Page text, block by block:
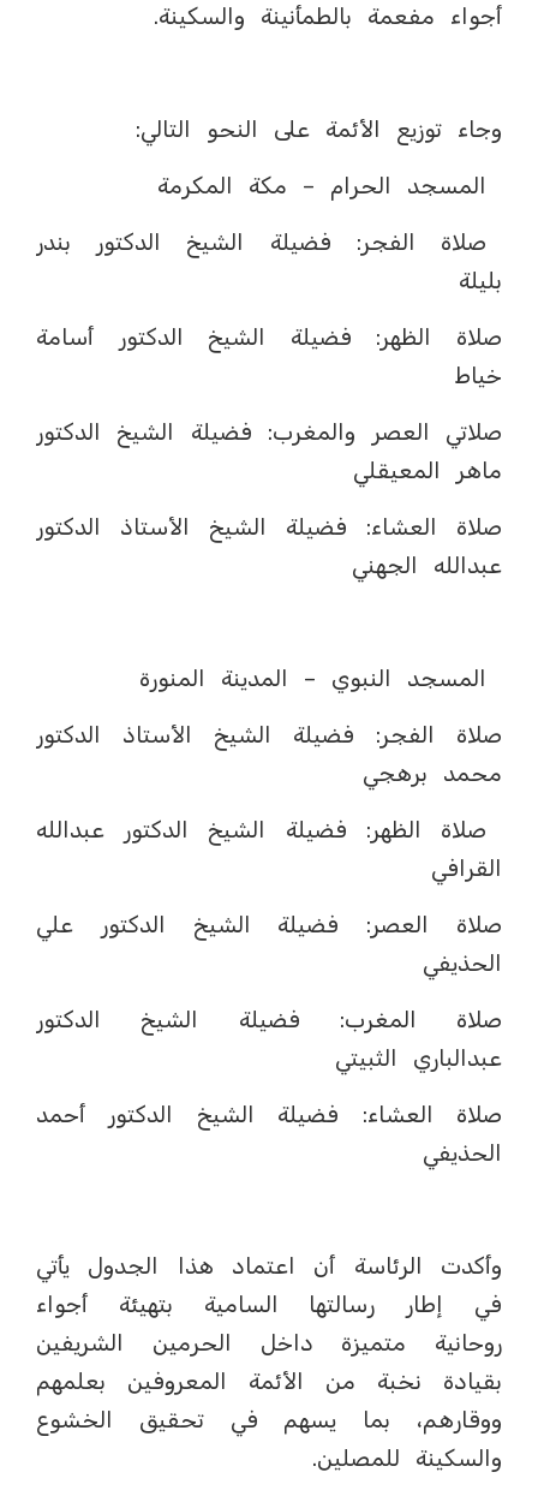
أجواء مفعمة بالطمأنينة والسكينة.
وجاء توزيع الأئمة على النحو التالي:
المسجد الحرام – مكة المكرمة
صلاة الفجر: فضيلة الشيخ الدكتور بندر
بليلة
صلاة الظهر: فضيلة الشيخ الدكتور أسامة
خياط
صلاتي العصر والمغرب: فضيلة الشيخ الدكتور
ماهر المعيقلي
صلاة العشاء: فضيلة الشيخ الأستاذ الدكتور
عبدالله الجهني
المسجد النبوي – المدينة المنورة
صلاة الفجر: فضيلة الشيخ الأستاذ الدكتور
محمد برهجي
صلاة الظهر: فضيلة الشيخ الدكتور عبدالله
القرافي
صلاة العصر: فضيلة الشيخ الدكتور علي
الحذيفي
صلاة المغرب: فضيلة الشيخ الدكتور
عبدالباري الثبيتي
صلاة العشاء: فضيلة الشيخ الدكتور أحمد
الحذيفي
وأكدت الرئاسة أن اعتماد هذا الجدول يأتي
في إطار رسالتها السامية بتهيئة أجواء
روحانية متميزة داخل الحرمين الشريفين
بقيادة نخبة من الأئمة المعروفين بعلمهم
ووقارهم، بما يسهم في تحقيق الخشوع
والسكينة للمصلين.